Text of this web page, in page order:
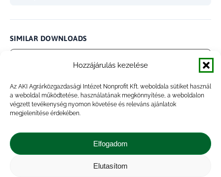
Hozzájárulás kezelése
Az AKI Agrárközgazdasági Intézet Nonprofit Kft. weboldala sütiket használ
a weboldal működtetése, használatának megkönnyítése, a weboldalon
végzett tevékenység nyomon követése és releváns ajánlatok
megjelenítése érdekében.
Elfogadom
Elutasítom
SIMILAR DOWNLOADS
No related download found!
Megosztás